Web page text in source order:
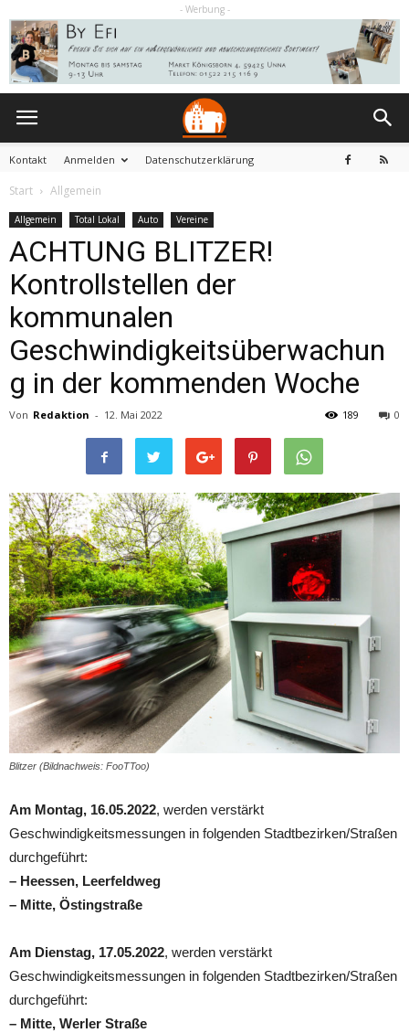
Kontakt Anmelden Datenschutzerklärung
- Werbung -
Start Allgemein
Allgemein Total Lokal Auto Vereine
ACHTUNG BLITZER!
Kontrollstellen der
kommunalen
Geschwindigkeitsüberwachun
g in der kommenden Woche
Von Redaktion - 12. Mai 2022 0
189
Blitzer (Bildnachweis: FooTToo)
Am Montag, 16.05.2022, werden verstärkt
Geschwindigkeitsmessungen in folgenden Stadtbezirken/Straßen
durchgeführt:
– Heessen, Leerfeldweg
– Mitte, Östingstraße
Am Dienstag, 17.05.2022, werden verstärkt
Geschwindigkeitsmessungen in folgenden Stadtbezirken/Straßen
durchgeführt:
– Mitte, Werler Straße